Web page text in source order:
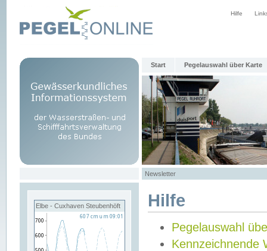
Hilfe
Start Pegelauswahl über Karte
Newsletter
Elbe - Cuxhaven Steubenhöft Hilfe
Pegelauswahl
Kennzeichnende